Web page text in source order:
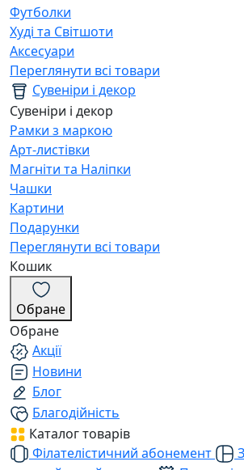
Футболки
Худі та Світшоти
Аксесуари
Переглянути всі товари
Сувеніри і декор
Сувеніри і декор
Рамки з маркою
Арт-листівки
Магніти та Наліпки
Чашки
Картини
Подарунки
Переглянути всі товари
Кошик
Обране
Обране
Акції
Новини
Блог
Благодійність
Каталог товарів
Філателістичний абонемент